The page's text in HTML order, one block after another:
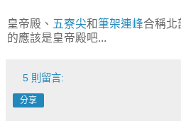
皇帝殿、 五寮尖和筆架連峰合稱北
的應該是皇帝殿吧...
5 則留言:
分享